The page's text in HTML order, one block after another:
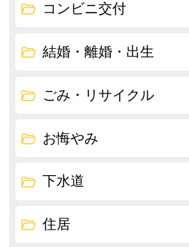
コンビニ交付
結婚・離婚・出生
ごみ・リサイクル
お悔やみ
下水道
住居